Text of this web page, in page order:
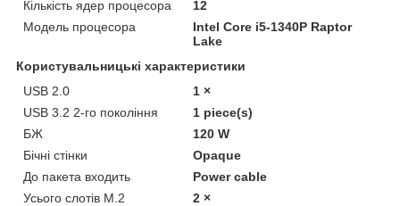
Кількість ядер процесора
12
Модель процесора
Intel Core i5-1340P Raptor
Lake
Користувальницькі характеристики
USB 2.0
1 ×
USB 3.2 2-го покоління
1 piece(s)
БЖ
120 W
Бічні стінки
Opaque
До пакета входить
Power cable
Усього слотів M.2
2 ×